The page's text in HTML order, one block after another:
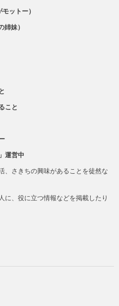
モットー）
妹）
こと
運営中
、さきちの興味があることを徒然な
に、役に立つ情報などを掲載したり